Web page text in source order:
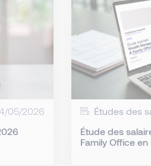
05/2026
Études des
Étude des
Family Office